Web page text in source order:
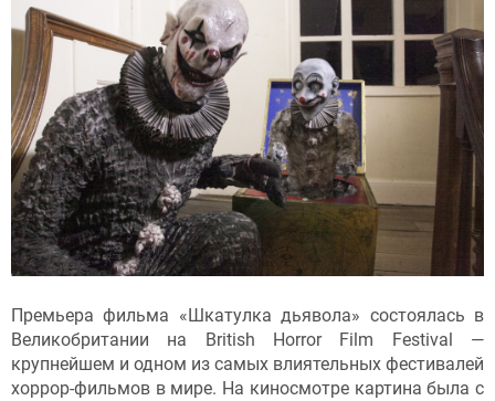
Премьера фильма «Шкатулка дьявола» состоялась в
Великобритании на British Horror Film Festival —
крупнейшем и одном из самых влиятельных фестивалей
хоррор-фильмов в мире. На киносмотре картина была с